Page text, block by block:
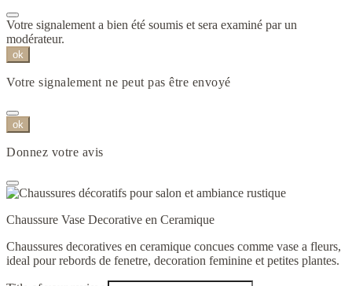
Votre signalement a bien été soumis et sera examiné par un
modérateur.
ok
Votre signalement ne peut pas être envoyé
ok
Donnez votre avis
Chaussure Vase Decorative en Ceramique
Chaussures decoratives en ceramique concues comme vase a fleurs,
ideal pour rebords de fenetre, decoration feminine et petites plantes.